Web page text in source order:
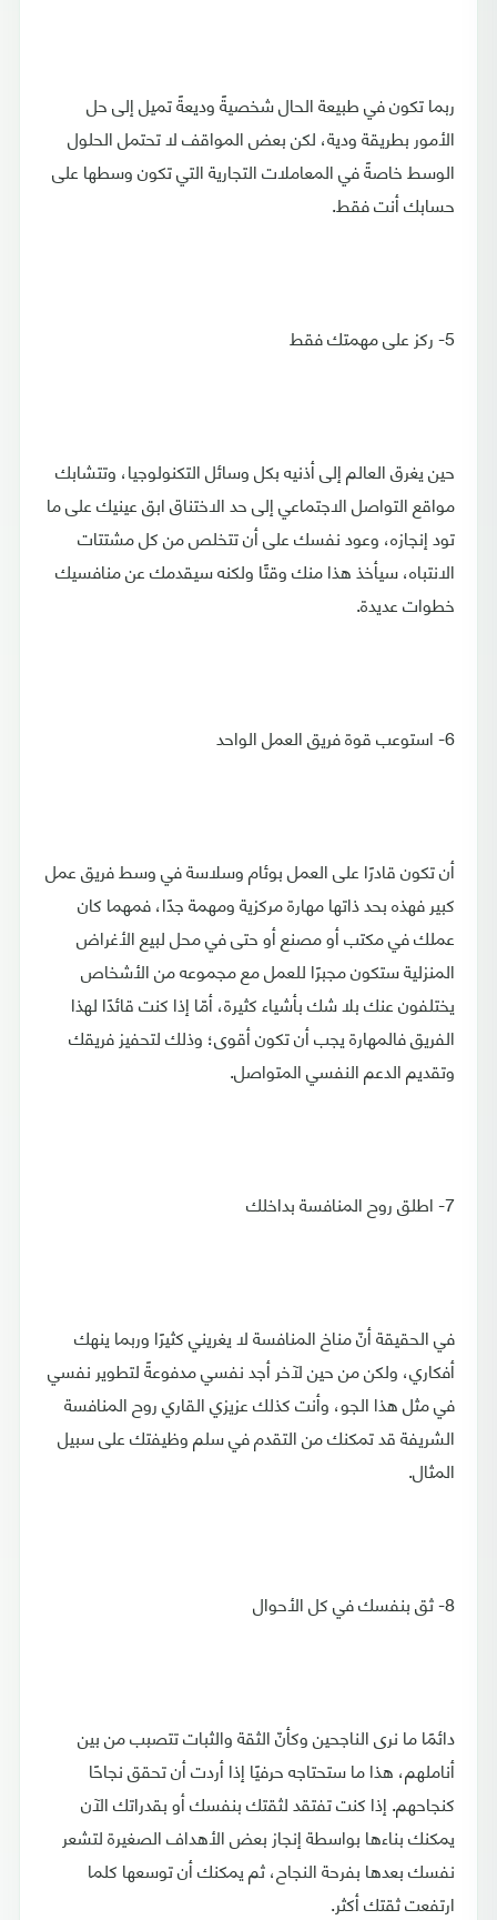
ربما تكون في طبيعة الحال شخصيةً وديعةً تميل إلى حل
الأمور بطريقة ودية، لكن بعض المواقف لا تحتمل الحلول
الوسط خاصةً في المعاملات التجارية التي تكون وسطها على
حسابك أنت فقط.
5- ركز على مهمتك فقط
حين يغرق العالم إلى أذنيه بكل وسائل التكنولوجيا، وتتشابك
مواقع التواصل الاجتماعي إلى حد الاختناق ابق عينيك على ما
تود إنجازه، وعود نفسك على أن تتخلص من كل مشتتات
الانتباه، سيأخذ هذا منك وقتًا ولكنه سيقدمك عن منافسيك
خطوات عديدة.
6- استوعب قوة فريق العمل الواحد
أن تكون قادرًا على العمل بوئام وسلاسة في وسط فريق عمل
كبير فهذه بحد ذاتها مهارة مركزية ومهمة جدًا، فمهما كان
عملك في مكتب أو مصنع أو حتى في محل لبيع الأغراض
المنزلية ستكون مجبرًا للعمل مع مجموعه من الأشخاص
يختلفون عنك بلا شك بأشياء كثيرة، أمّا إذا كنت قائدًا لهذا
الفريق فالمهارة يجب أن تكون أقوى؛ وذلك لتحفيز فريقك
وتقديم الدعم النفسي المتواصل.
7- اطلق روح المنافسة بداخلك
في الحقيقة أنّ مناخ المنافسة لا يغريني كثيرًا وربما ينهك
أفكاري، ولكن من حين لآخر أجد نفسي مدفوعةً لتطوير نفسي
في مثل هذا الجو، وأنت كذلك عزيزي القاري روح المنافسة
الشريفة قد تمكنك من التقدم في سلم وظيفتك على سبيل
المثال.
8- ثق بنفسك في كل الأحوال
دائمًا ما نرى الناجحين وكأنّ الثقة والثبات تتصبب من بين
أناملهم، هذا ما ستحتاجه حرفيًا إذا أردت أن تحقق نجاحًا
كنجاحهم. إذا كنت تفتقد لثقتك بنفسك أو بقدراتك الآن
يمكنك بناءها بواسطة إنجاز بعض الأهداف الصغيرة لتشعر
نفسك بعدها بفرحة النجاح، ثم يمكنك أن توسعها كلما
ارتفعت ثقتك أكثر.